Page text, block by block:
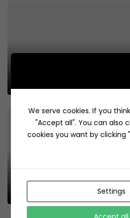
We serve cookies. If you
"Accept all". You can also
cookies you want by clicking
Settings